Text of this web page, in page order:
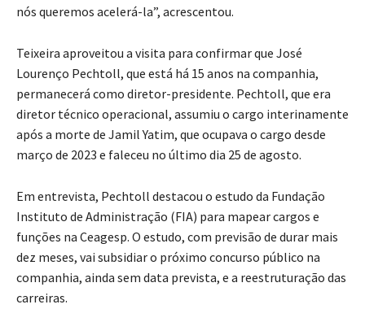
nós queremos acelerá-la”, acrescentou.
Teixeira aproveitou a visita para confirmar que José
Lourenço Pechtoll, que está há 15 anos na companhia,
permanecerá como diretor-presidente. Pechtoll, que era
diretor técnico operacional, assumiu o cargo interinamente
após a morte de Jamil Yatim, que ocupava o cargo desde
março de 2023 e faleceu no último dia 25 de agosto.
Em entrevista, Pechtoll destacou o estudo da Fundação
Instituto de Administração (FIA) para mapear cargos e
funções na Ceagesp. O estudo, com previsão de durar mais
dez meses, vai subsidiar o próximo concurso público na
companhia, ainda sem data prevista, e a reestruturação das
carreiras.